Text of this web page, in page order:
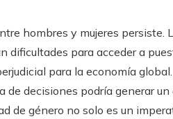
hombres y mujeres persiste.
dificultades para acceder a
para la economía
de decisiones podría generar
de género no solo es un